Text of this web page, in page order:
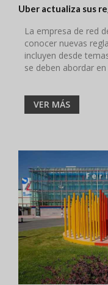
Uber actualiza sus
La empresa de red
conocer nuevas
incluyen desde
se deben abordar
VER MÁS